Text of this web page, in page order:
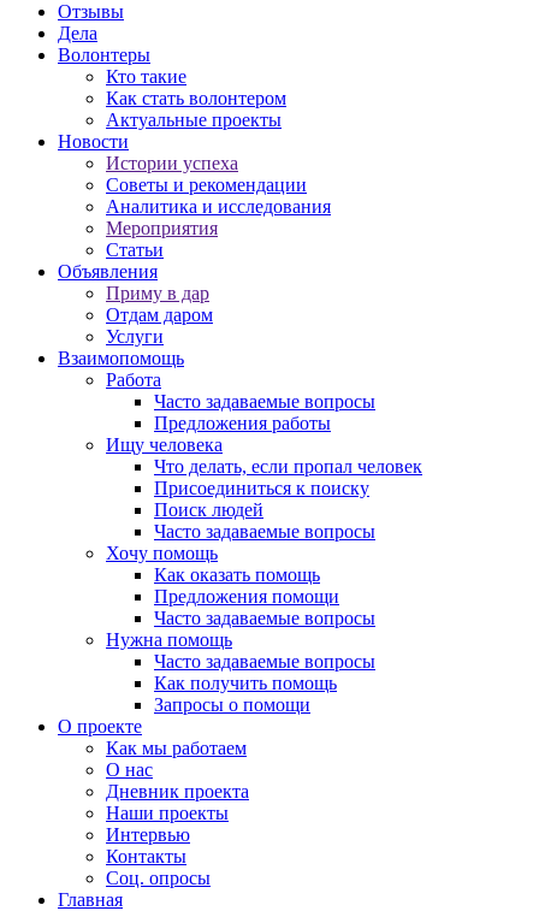
Отзывы
Дела
Волонтеры
Кто такие
Как стать волонтером
Актуальные проекты
Новости
Истории успеха
Советы и рекомендации
Аналитика и исследования
Мероприятия
Статьи
Объявления
Приму в дар
Отдам даром
Услуги
Взаимопомощь
Работа
Часто задаваемые вопросы
Предложения работы
Ищу человека
Что делать, если пропал человек
Присоединиться к поиску
Поиск людей
Часто задаваемые вопросы
Хочу помощь
Как оказать помощь
Предложения помощи
Часто задаваемые вопросы
Нужна помощь
Часто задаваемые вопросы
Как получить помощь
Запросы о помощи
О проекте
Как мы работаем
О нас
Дневник проекта
Наши проекты
Интервью
Контакты
Соц. опросы
Главная